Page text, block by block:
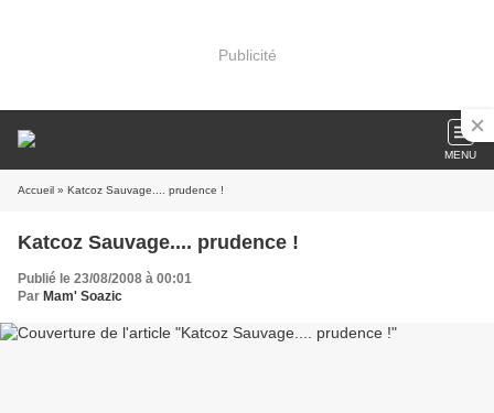
Publicité
MENU
Accueil » Katcoz Sauvage.... prudence !
Katcoz Sauvage.... prudence !
Publié le 23/08/2008 à 00:01
Par Mam' Soazic